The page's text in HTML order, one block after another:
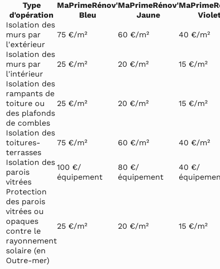
Type
d'opération
MaPrimeRénov'
Bleu
MaPrimeRénov'
Jaune
Isolation des
murs par
l'extérieur
75 €/m² 60 €/m² 40 €/m²
Isolation des
murs par
l'intérieur
25 €/m² 20 €/m² 15 €/m²
Isolation des
rampants de
toiture ou
des plafonds
de combles
25 €/m² 20 €/m² 15 €/m²
Isolation des
toitures-
terrasses
75 €/m² 60 €/m² 40 €/m²
Isolation des
parois
vitrées
100 €/
équipement
80 €/
équipement
40 €/
Protection
des parois
vitrées ou
opaques
contre le
rayonnement
solaire (en
Outre-mer)
25 €/m² 20 €/m² 15 €/m²